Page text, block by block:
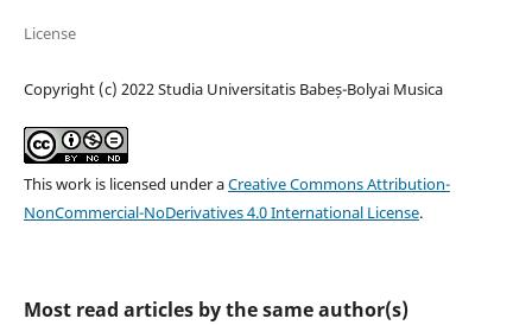
License
Copyright (c) 2022 Studia Universitatis Babeș-Bolyai Musica
This work is licensed under aCreative Commons Attribution-
NonCommercial-NoDerivatives 4.0 International License.
Most read articles by the same author(s)